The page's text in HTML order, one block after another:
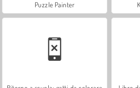
Puzzle Painter